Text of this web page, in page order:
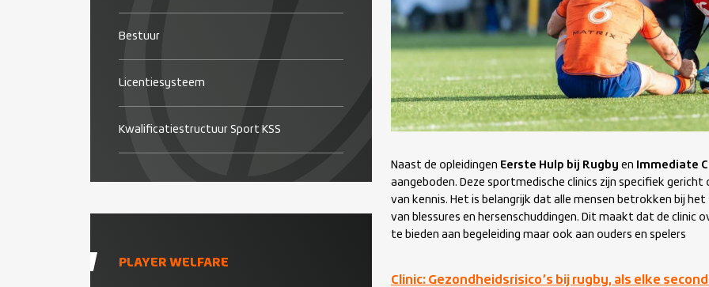
Bestuur
Licentiesysteem
Kwalificatiestructuur Sport KSS
PLAYER WELFARE
Naast de opleidingen Eerste Hulp bij Rugby en Immediate
aangeboden. Deze sportmedische clinics zijn specifiek
van kennis. Het is belangrijk dat alle mensen betrokken bij
van blessures en hersenschuddingen. Dit maakt dat de clinic
te bieden aan begeleiding maar ook aan ouders en spelers
Clinic: Gezondheidsrisico’s bij rugby, als elke